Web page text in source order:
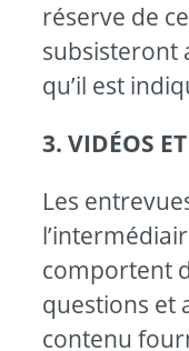
réserve de
subsisteront
qu’il est
3. VIDÉOS
Les
comportent
questions et
contenu